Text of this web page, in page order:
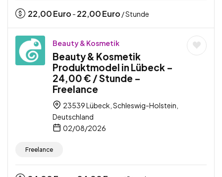
22,00Euro - 22,00Euro / Stunde
Beauty & Kosmetik
Beauty & Kosmetik
Produktmodel in Lübeck –
24,00 € / Stunde –
Freelance
23539 Lübeck, Schleswig-Holstein,
Deutschland
02/08/2026
Freelance